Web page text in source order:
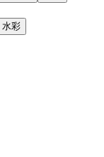
水彩